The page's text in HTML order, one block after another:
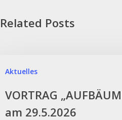
Related Posts
Aktuelles
VORTRAG
am 29.5.2026